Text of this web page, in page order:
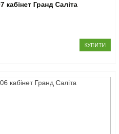
Гранд Саліта
КУПИТИ